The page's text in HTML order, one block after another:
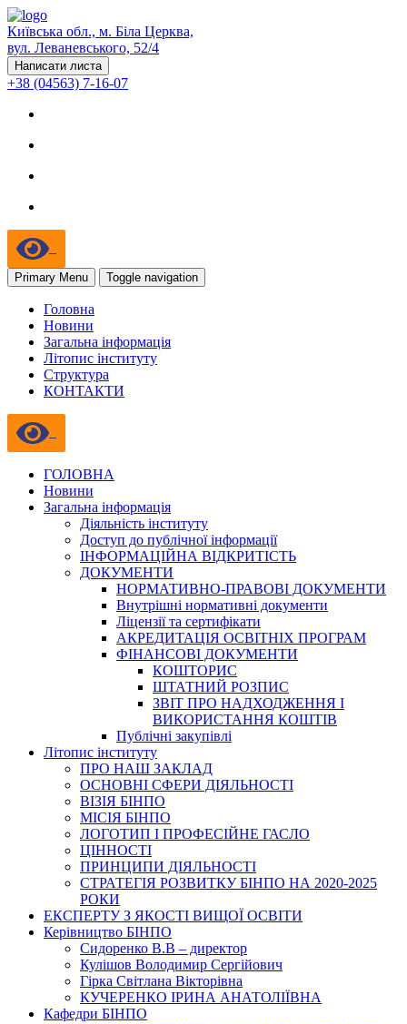
Київська обл., м. Біла Церква,
вул. Леваневського, 52/4
Написати листа
+38 (04563) 7-16-07
Primary Menu Toggle navigation
Головна
Новини
Загальна інформація
Літопис інституту
Структура
КОНТАКТИ
ГОЛОВНА
Новини
Загальна інформація
Діяльність інституту
Доступ до публічної інформації
ІНФОРМАЦІЙНА ВІДКРИТІСТЬ
ДОКУМЕНТИ
НОРМАТИВНО-ПРАВОВІ ДОКУМЕНТИ
Внутрішні нормативні документи
Ліцензії та сертифікати
АКРЕДИТАЦІЯ ОСВІТНІХ ПРОГРАМ
ФІНАНСОВІ ДОКУМЕНТИ
КОШТОРИС
ШТАТНИЙ РОЗПИС
ЗВІТ ПРО НАДХОДЖЕННЯ І
ВИКОРИСТАННЯ КОШТІВ
Публічні закупівлі
Літопис інституту
ПРО НАШ ЗАКЛАД
ОСНОВНІ СФЕРИ ДІЯЛЬНОСТІ
ВІЗІЯ БІНПО
МІСІЯ БІНПО
ЛОГОТИП І ПРОФЕСІЙНЕ ГАСЛО
ЦІННОСТІ
ПРИНЦИПИ ДІЯЛЬНОСТІ
СТРАТЕГІЯ РОЗВИТКУ БІНПО НА 2020-2025
РОКИ
ЕКСПЕРТУ З ЯКОСТІ ВИЩОЇ ОСВІТИ
Керівництво БІНПО
Сидоренко В.В – директор
Кулішов Володимир Сергійович
Гірка Світлана Вікторівна
КУЧЕРЕНКО ІРИНА АНАТОЛІЇВНА
Кафедри БІНПО